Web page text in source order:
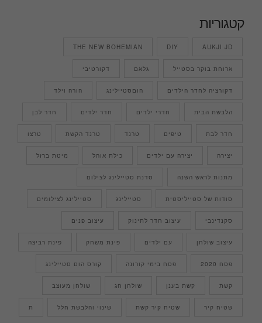
קטגוריות
AUKJI JD
DIY
THE NEW BOHEMIAN
ארוחת בוקר בסטייל גלאם דקורטיבי
דקורציה לחדר הילדים הוםסטיילינג הורה וילד
הלבשת הבית חדרי ילדים חדר ילדים חדר לבן
חדר לבת טיפים טרנד טרנד הקשת טרצו
יצירה יצירה עם ילדים כילת אוהל מיטת ברזל
מתנות לראש השנה סדנת סטיילינג לצילום
סודות של סטייליסטית סטיילינג סטיילינג לצילומים
סקנדינבי עיצוב חדר לתינוק עיצוב פנים
עיצוב שולחן עם ילדים פינת משחק פינת רביצה
פסח 2020 פסח בימי קורונה קורס הום סטיילינג
קשת קשת בענן שולחן חג שולחן מעוצב
שטיח קיר שטיח קיר קשת שינוי והלבשת חלל ת